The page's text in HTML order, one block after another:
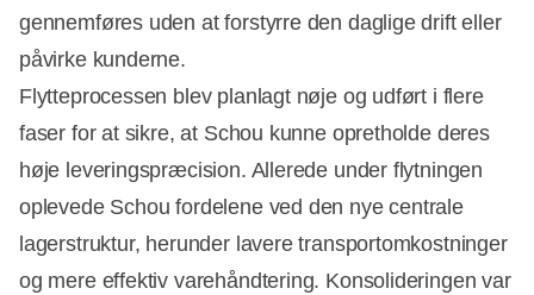
gennemføres uden at forstyrre den daglige drift eller
påvirke kunderne.
Flytteprocessen blev planlagt nøje og udført i flere
faser for at sikre, at Schou kunne opretholde deres
høje leveringspræcision. Allerede under flytningen
oplevede Schou fordelene ved den nye centrale
lagerstruktur, herunder lavere transportomkostninger
og mere effektiv varehåndtering. Konsolideringen var